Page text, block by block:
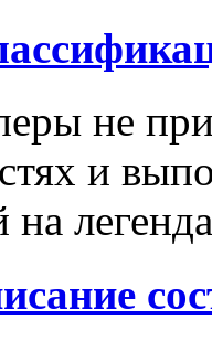
не
и
на